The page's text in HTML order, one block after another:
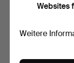
Websites
Weitere